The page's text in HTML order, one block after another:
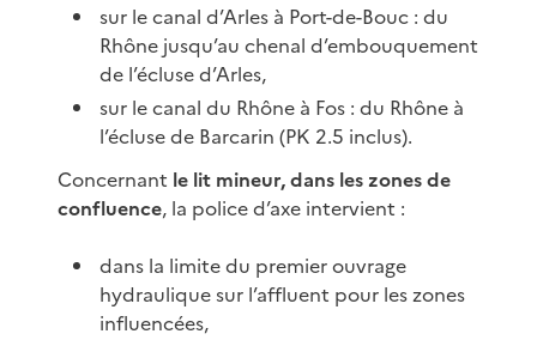
sur le canal d’Arles à Port-de-Bouc : du
Rhône jusqu’au chenal d’embouquement
de l’écluse d’Arles,
sur le canal du Rhône à Fos : du Rhône à
l’écluse de Barcarin (PK 2.5 inclus).
Concernant le lit mineur, dans les zones de
confluence, la police d’axe intervient :
dans la limite du premier ouvrage
hydraulique sur l’affluent pour les zones
influencées,